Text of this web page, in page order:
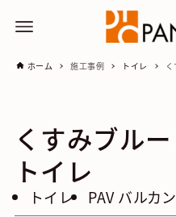
ホーム 施工事例 トイレ
くすみブル
トイレ
トイレ PAV バルカン